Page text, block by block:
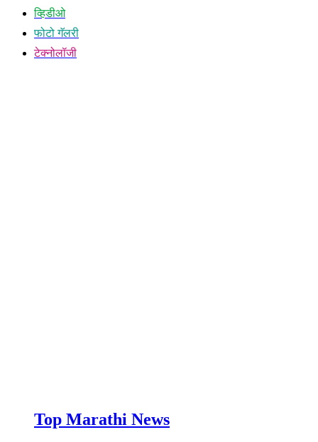
व्हिडीओ
फोटो गॅलरी
टेक्नोलॉजी
Top Marathi News